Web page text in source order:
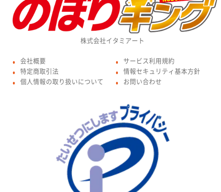
株式会社イタミアート
● 会社概要
● 特定商取引法
● 個人情報の取り扱いについて
● サービス利用規約
● 情報セキュリティ基本方針
● お問い合わせ